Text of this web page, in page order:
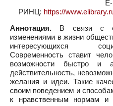
РИНЦ: https://
Аннотация. В связи с
изменениями в жизни
интересующихся
Современность ставит
возможности быстро и
действительность,
желания и идеи. Такие
своим поведением и
к нравственным нормам